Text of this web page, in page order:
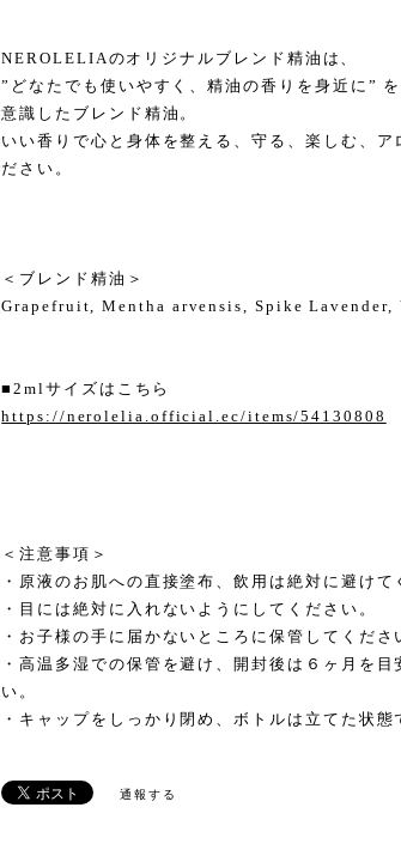
NEROLELIAのオリジナルブレンド精油は、
”どなたでも使いやすく、精油の香りを身近に”
意識したブレンド精油。
いい香りで心と身体を整える、守る、楽しむ、ア
ださい。
＜ブレンド精油＞
Grapefruit, Mentha arvensis, Spike
■2mlサイズはこちら
https://nerolelia.official.ec/items/54130808
＜注意事項＞
・原液のお肌への直接塗布、飲用は絶対に避けて
・目には絶対に入れないようにしてください。
・お子様の手に届かないところに保管してくださ
・高温多湿での保管を避け、開封後は６ヶ月を
い。
・キャップをしっかり閉め、ボトルは立てた状態
通報する